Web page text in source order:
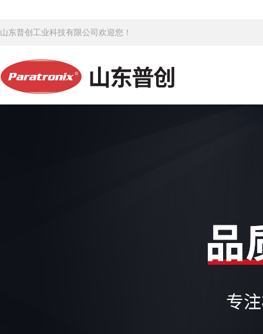
山东普创工业科技有限公司欢迎您！